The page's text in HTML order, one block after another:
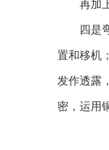
再加上
四是弯
置和移机
发作透露
密，运用